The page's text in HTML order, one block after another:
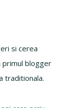
si cerea
primul blogger
traditionala.